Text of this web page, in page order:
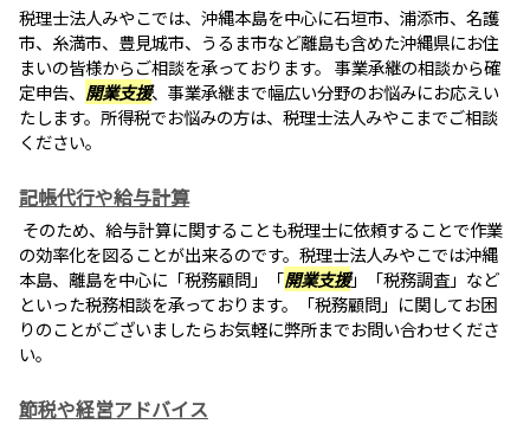
税理士法人みやこでは、沖縄本島を中心に石垣市、浦添市、名護
市、糸満市、豊見城市、うるま市など離島も含めた沖縄県にお住
まいの皆様からご相談を承っております。 事業承継の相談から確
定申告、 開業支援、事業承継まで幅広い分野のお悩みにお応えい
たします。所得税でお悩みの方は、税理士法人みやこまでご相談
ください。
記帳代行や給与計算
そのため、給与計算に関することも税理士に依頼することで作業
の効率化を図ることが出来るのです。税理士法人みやこでは沖縄
本島、離島を中心に「税務顧問」「開業支援」「税務調査」など
といった税務相談を承っております。「税務顧問」に関してお困
りのことがございましたらお気軽に弊所までお問い合わせくださ
い。
節税や経営アドバイス